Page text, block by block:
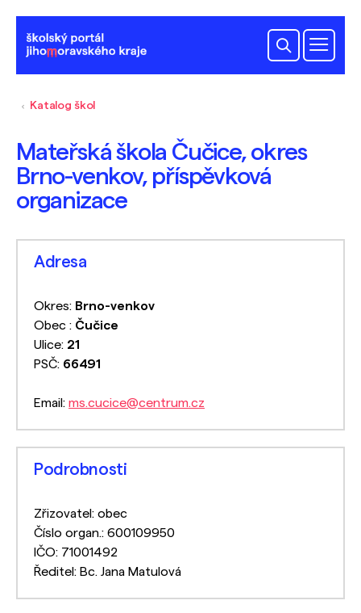
Katalog škol
Mateřská škola Čučice, okres
Brno-venkov, příspěvková
organizace
Adresa
Okres: Brno-venkov
Obec : Čučice
Ulice: 21
PSČ: 66491
Email: ms.cucice@centrum.cz
Podrobnosti
Zřizovatel: obec
Číslo organ.: 600109950
IČO: 71001492
Ředitel: Bc. Jana Matulová